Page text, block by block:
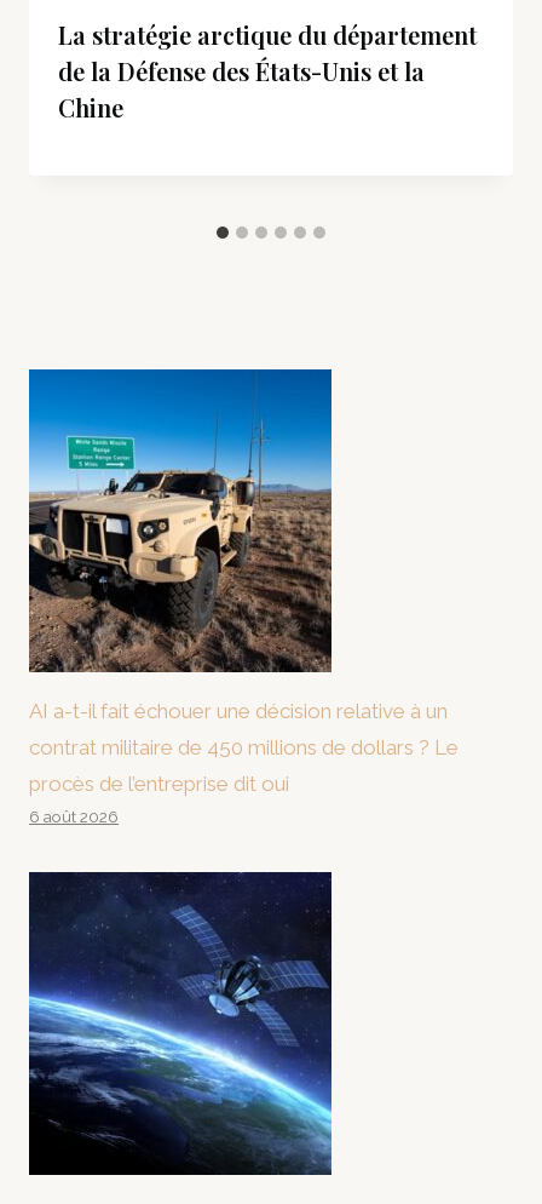
La stratégie arctique du département
de la Défense des États-Unis et la
Chine
AI a-t-il fait échouer une décision relative à un
contrat militaire de 450 millions de dollars ? Le
procès de l’entreprise dit oui
6 août 2026